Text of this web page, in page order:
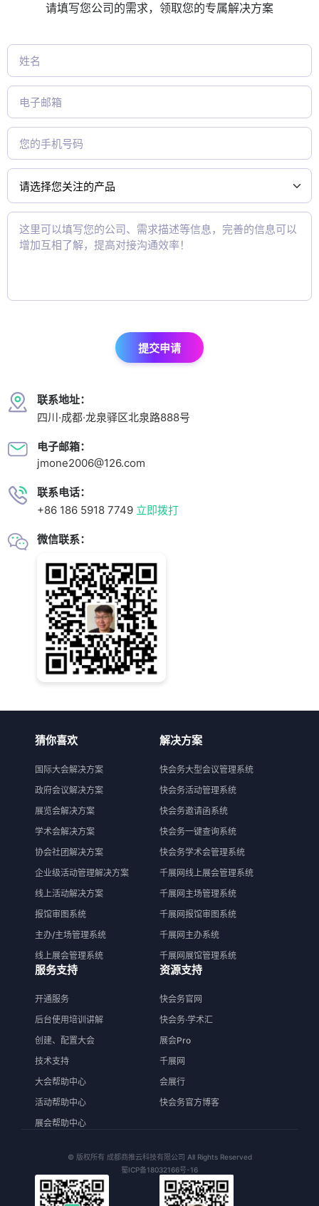
请填写您公司的需求，领取您的专属解决方案
联系地址：
四川·成都·龙泉驿区北泉路888号
电子邮箱：
jmone2006@126.com
联系电话：
+86 186 5918 7749 立即拨打
微信联系：
提交申请
猜你喜欢
国际大会解决方案
政府会议解决方案
展览会解决方案
学术会解决方案
协会社团解决方案
企业级活动管理解决方案
线上活动解决方案
报馆审图系统
主办/主场管理系统
线上展会管理系统
解决方案
快会务大型会议管理系统
快会务活动管理系统
快会务邀请函系统
快会务一键查询系统
快会务学术会管理系统
千展网线上展会管理系统
千展网主场管理系统
千展网报馆审图系统
千展网主办系统
千展网展馆管理系统
服务支持
开通服务
后台使用培训讲解
创建、配置大会
技术支持
大会帮助中心
活动帮助中心
展会帮助中心
资源支持
快会务官网
快会务·学术汇
展会Pro
千展网
会展行
快会务官方博客
© 版权所有 成都商推云科技有限公司 All Rights Reserved
蜀ICP备18032166号-16